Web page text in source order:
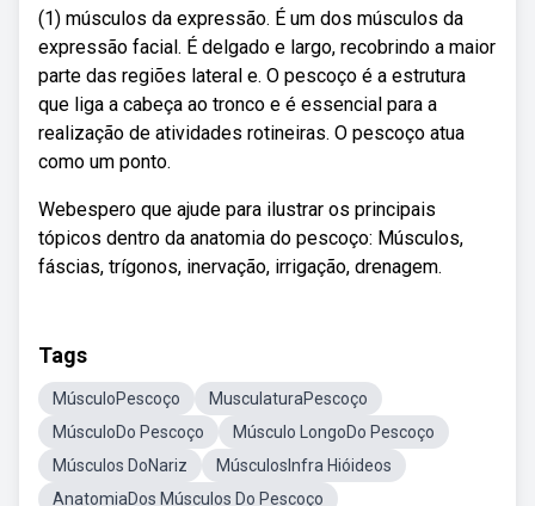
(1) músculos da expressão. É um dos músculos da
expressão facial. É delgado e largo, recobrindo a maior
parte das regiões lateral e. O pescoço é a estrutura
que liga a cabeça ao tronco e é essencial para a
realização de atividades rotineiras. O pescoço atua
como um ponto.
Webespero que ajude para ilustrar os principais
tópicos dentro da anatomia do pescoço: Músculos,
fáscias, trígonos, inervação, irrigação, drenagem.
Tags
MúsculoPescoço
MusculaturaPescoço
MúsculoDo Pescoço
Músculo LongoDo Pescoço
Músculos DoNariz
MúsculosInfra Hióideos
AnatomiaDos Músculos Do Pescoço